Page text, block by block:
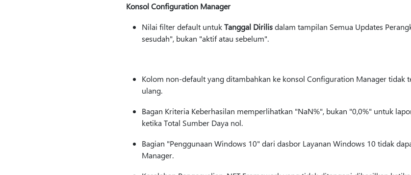
Konsol Configuration Manager
Nilai filter default untukTanggal Dirilisdalam tampilan Semua Updates
sesudah", bukan "aktif atau sebelum".
Kolom non-default yang ditambahkan ke konsol Configuration Manager tidak
ulang.
Bagan Kriteria Keberhasilan memperlihatkan "NaN%", bukan "0,0%" untuk
ketika Total Sumber Daya nol.
Bagian "Penggunaan Windows 10" dari dasbor Layanan Windows 10 tidak
Manager.